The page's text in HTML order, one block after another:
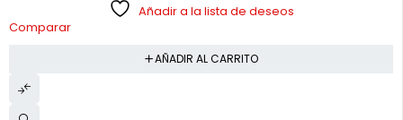
Añadir a la lista de deseos
Comparar
AÑADIR AL CARRITO